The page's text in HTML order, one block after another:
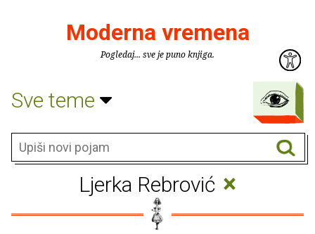
Moderna vremena
Pogledaj... sve je puno knjiga.
Sve teme
Ljerka Rebrović ×